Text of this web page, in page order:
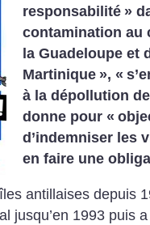
responsabilité »
contamination au
la Guadeloupe et
Martinique », «
à la dépollution
donne pour «
d’indemniser les
en faire une
antillaises depuis
jusqu’en 1993 puis